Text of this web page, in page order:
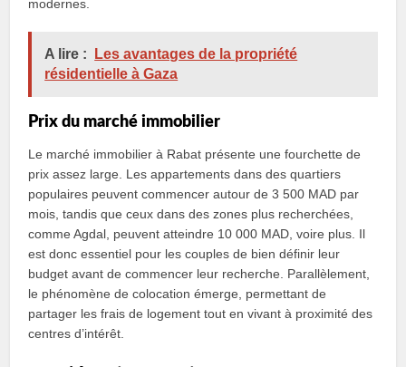
modernes.
A lire :
Les avantages de la propriété
résidentielle à Gaza
Prix du marché immobilier
Le marché immobilier à Rabat présente une fourchette de
prix assez large. Les appartements dans des quartiers
populaires peuvent commencer autour de 3 500 MAD par
mois, tandis que ceux dans des zones plus recherchées,
comme Agdal, peuvent atteindre 10 000 MAD, voire plus. Il
est donc essentiel pour les couples de bien définir leur
budget avant de commencer leur recherche. Parallèlement,
le phénomène de colocation émerge, permettant de
partager les frais de logement tout en vivant à proximité des
centres d’intérêt.